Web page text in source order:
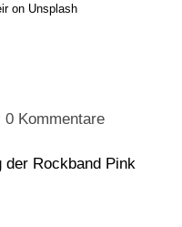
on Unsplash
0 Kommentare
der Rockband Pink